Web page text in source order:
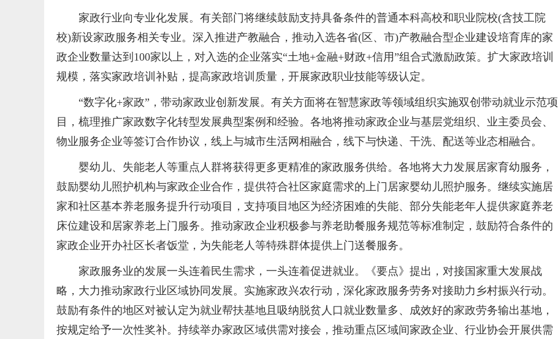
家政行业向专业化发展。有关部门将继续鼓励支持具备条件的普通本科高校和职业院校(含技工院
校)新设家政服务相关专业。深入推进产教融合，推动入选各省(区、市)产教融合型企业建设培育库的家
政企业数量达到100家以上，对入选的企业落实“土地+金融+财政+信用”组合式激励政策。扩大家政培训
规模，落实家政培训补贴，提高家政培训质量，开展家政职业技能等级认定。
“数字化+家政”，带动家政业创新发展。有关方面将在智慧家政等领域组织实施双创带动就业示范项
目，梳理推广家政数字化转型发展典型案例和经验。各地将推动家政企业与基层党组织、业主委员会、
物业服务企业等签订合作协议，线上与城市生活网相融合，线下与快递、干洗、配送等业态相融合。
婴幼儿、失能老人等重点人群将获得更多更精准的家政服务供给。各地将大力发展居家育幼服务，
鼓励婴幼儿照护机构与家政企业合作，提供符合社区家庭需求的上门居家婴幼儿照护服务。继续实施居
家和社区基本养老服务提升行动项目，支持项目地区为经济困难的失能、部分失能老年人提供家庭养老
床位建设和居家养老上门服务。推动家政企业积极参与养老助餐服务规范等标准制定，鼓励符合条件的
家政企业开办社区长者饭堂，为失能老人等特殊群体提供上门送餐服务。
家政服务业的发展一头连着民生需求，一头连着促进就业。《要点》提出，对接国家重大发展战
略，大力推动家政行业区域协同发展。实施家政兴农行动，深化家政服务劳务对接助力乡村振兴行动。
鼓励有条件的地区对被认定为就业帮扶基地且吸纳脱贫人口就业数量多、成效好的家政劳务输出基地，
按规定给予一次性奖补。持续举办家政区域供需对接会，推动重点区域间家政企业、行业协会开展供需